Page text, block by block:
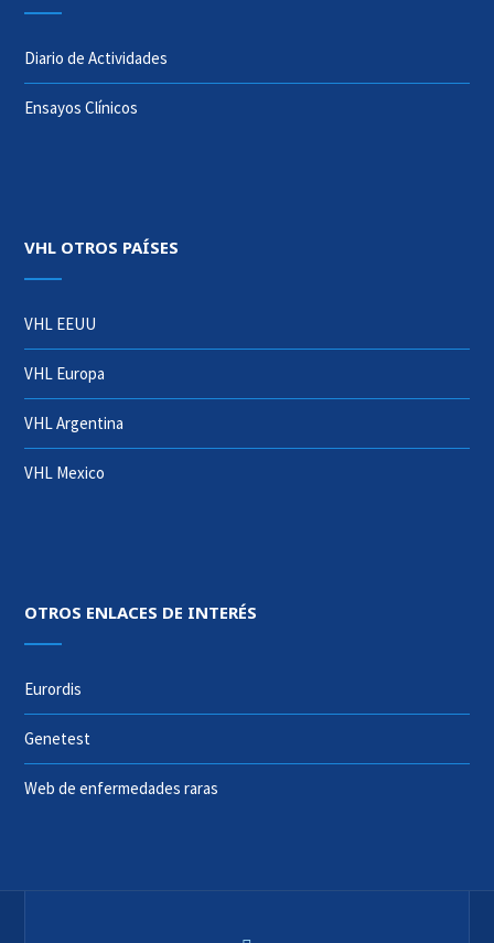
Diario de Actividades
Ensayos Clínicos
VHL OTROS PAÍSES
VHL EEUU
VHL Europa
VHL Argentina
VHL Mexico
OTROS ENLACES DE INTERÉS
Eurordis
Genetest
Web de enfermedades raras